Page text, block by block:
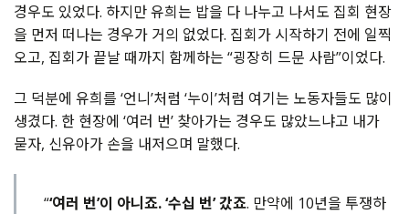
경우도 있었다. 하지만 유희는 밥을 다 나누고 나서도 집회 현장
을 먼저 떠나는 경우가 거의 없었다. 집회가 시작하기 전에 일찍
오고, 집회가 끝날 때까지 함께하는 “굉장히 드문 사람”이었다.
그 덕분에 유희를 ‘언니’처럼 ‘누이’처럼 여기는 노동자들도 많이
생겼다. 한 현장에 ‘여러 번’ 찾아가는 경우도 많았느냐고 내가
묻자, 신유아가 손을 내저으며 말했다.
“‘여러 번’이 아니죠. ‘수십 번’ 갔죠. 만약에 10년을 투쟁하